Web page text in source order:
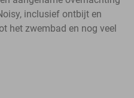
inclusief ontbijt en
het zwembad en nog veel